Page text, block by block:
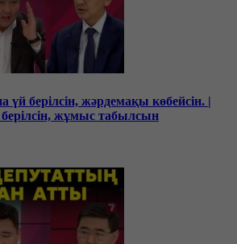
берілсін, жәрдемақы көбейсін. |
жұмыс табылсын